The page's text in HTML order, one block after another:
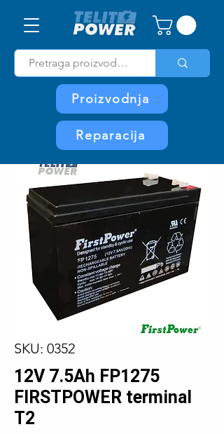
Proizvodnja
Reparacija
SKU: 0352
12V 7.5Ah FP1275
FIRSTPOWER terminal
T2